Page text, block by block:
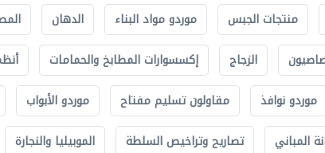
منتجات الجبس موردو مواد البناء الدهان
الزجاج إكسسوارات المطابخ والحمامات
موردو نوافذ مقاولون تسليم مفتاح موردو الأبواب
المباني تصاريح وتراخيص السلطة الموبيليا والنجارة